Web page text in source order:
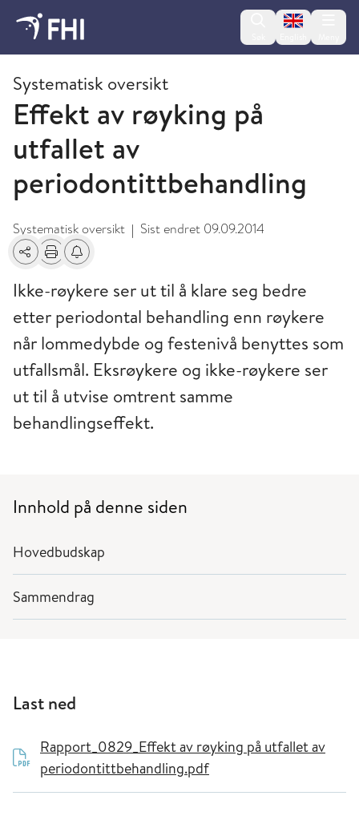
Change
2009 og eldre publikasjoner fra FHI
Systematisk oversikt
Effekt av røyking på
utfallet av
periodontittbehandling
Systematisk oversikt | Sist endret 09.09.2014
Del Skriv utFå varsel om endringer
Ikke-røykere ser ut til å klare seg bedre
etter periodontal behandling enn røykere
når lommedybde og festenivå benyttes som
utfallsmål. Eksrøykere og ikke-røykere ser
ut til å utvise omtrent samme
behandlingseffekt.
Innhold på denne siden
Hovedbudskap
Sammendrag
Last ned
Rapport_0829_Effekt av røyking på utfallet av
periodontittbehandling.pdf